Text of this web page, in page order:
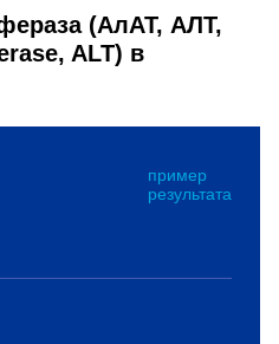
(АлАТ, АЛТ,
ALT) в
пример
результата